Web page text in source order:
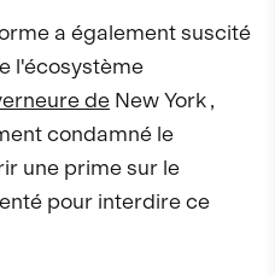
a également suscité
l'écosystème
de New York,
condamné le
une prime sur le
pour interdire ce